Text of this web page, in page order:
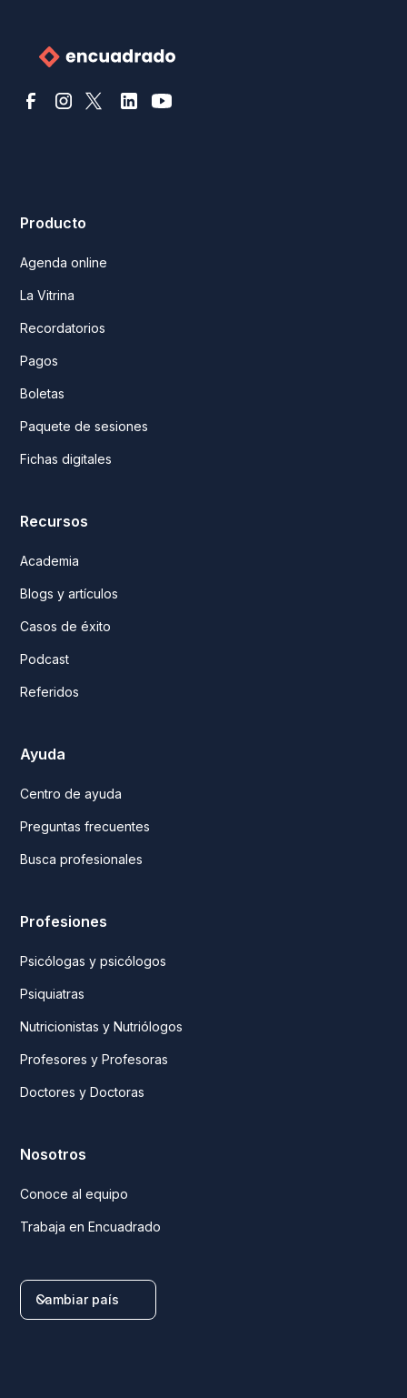
Producto
Agenda online
La Vitrina
Recordatorios
Pagos
Boletas
Paquete de sesiones
Fichas digitales
Recursos
Academia
Blogs y artículos
Casos de éxito
Podcast
Referidos
Ayuda
Centro de ayuda
Preguntas frecuentes
Busca profesionales
Profesiones
Psicólogas y psicólogos
Psiquiatras
Nutricionistas y Nutriólogos
Profesores y Profesoras
Doctores y Doctoras
Nosotros
Conoce al equipo
Trabaja en Encuadrado
Cambiar país